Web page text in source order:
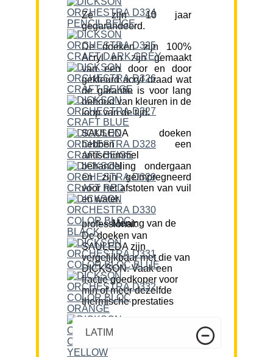
Ze zijn 10 jaar
gegarandeerd.
De doeken zijn 100%
Acryl en zijn gemaakt
van een door en door
gekleurd acryl draad wat
de garantie is voor lang
behoud van kleuren in de
loop van de tijd.
SAULEDA doeken
hebben een
antischimmel
behandeling ondergaan
en zijn geïmpregneerd
voor het afstoten van vuil
en water.
Mening van de professional:
De doeken van
SAULEDA zijn
vergelijkbaar met die van
DICKSON. Vaak een
fractie goedkoper voor
min of meer dezelfde
thermische prestaties
LATIM